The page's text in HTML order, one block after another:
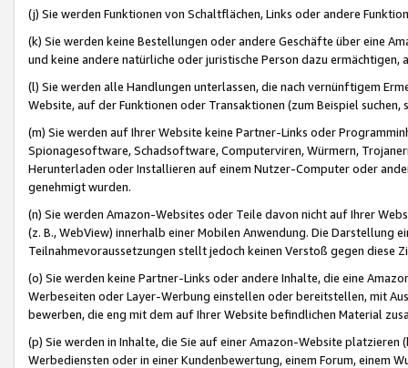
(j) Sie werden Funktionen von Schaltflächen, Links oder andere
(k) Sie werden keine Bestellungen oder andere Geschäfte über eine
und keine andere natürliche oder juristische Person dazu
(l) Sie werden alle Handlungen unterlassen, die nach vernünftigem
Website, auf der Funktionen oder Transaktionen (zum Beispiel
(m) Sie werden auf Ihrer Website keine Partner-Links oder
Spionagesoftware, Schadsoftware, Computerviren, Würmern,
Herunterladen oder Installieren auf einem Nutzer-Computer oder
genehmigt wurden.
(n) Sie werden Amazon-Websites oder Teile davon nicht auf Ihrer
(z. B., WebView) innerhalb einer Mobilen Anwendung. Die Darstellung
Teilnahmevoraussetzungen stellt jedoch keinen Verstoß gegen diese
(o) Sie werden keine Partner-Links oder andere Inhalte, die eine
Werbeseiten oder Layer-Werbung einstellen oder bereitstellen, mit
bewerben, die eng mit dem auf Ihrer Website befindlichen Material
(p) Sie werden in Inhalte, die Sie auf einer Amazon-Website
Werbediensten oder in einer Kundenbewertung, einem Forum, einem